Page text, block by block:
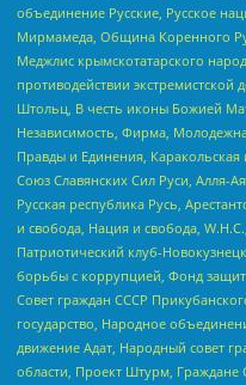
объединение Русские, Русское
Мирмамеда, Община Коренного
Меджлис крымскотатарского
противодействии
Штольц, В честь иконы Божией
Независимость, Фирма,
Правды и Единения,
Союз Славянских Сил Руси, Алля-
Русская республика Русь,
и свобода, Нация и свобода,
Патриотический клуб-
борьбы с коррупцией, Фонд
Совет граждан СССР
государство, Народное
движение Адат, Народный совет
области, Проект Штурм, Граждане